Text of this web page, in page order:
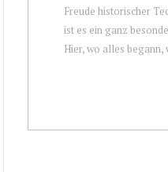
Freude historischer
ist es ein ganz
Hier, wo alles begann,